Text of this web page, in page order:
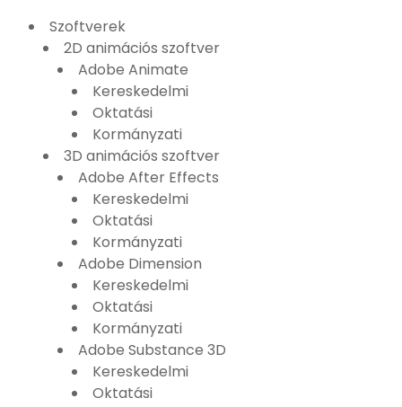
Szoftverek
2D animációs szoftver
Adobe Animate
Kereskedelmi
Oktatási
Kormányzati
3D animációs szoftver
Adobe After Effects
Kereskedelmi
Oktatási
Kormányzati
Adobe Dimension
Kereskedelmi
Oktatási
Kormányzati
Adobe Substance 3D
Kereskedelmi
Oktatási